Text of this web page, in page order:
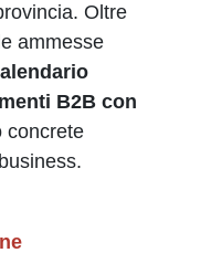
Oltre
ammesse
B2B con
concrete